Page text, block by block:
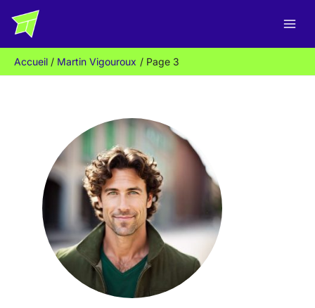
Accueil
Martin Vigouroux Page 3